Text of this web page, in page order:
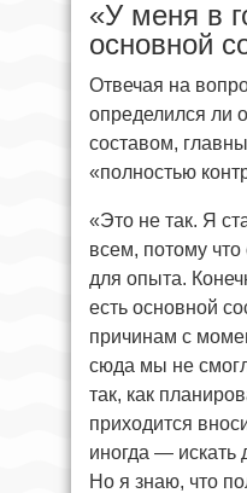
«У меня в
основной
Отвечая на
определился ли
составом,
«полностью
«Это не так. Я
всем, потому
для опыта.
есть основной
причинам с
сюда мы не
так, как
приходится
иногда — искать
Но я знаю, что